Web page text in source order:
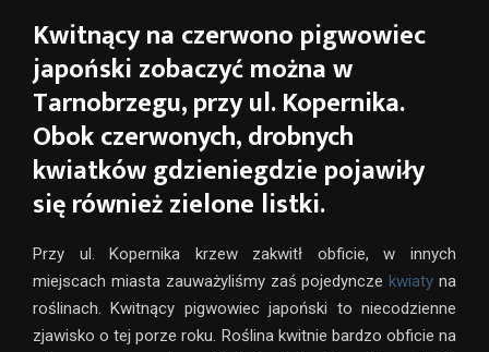
Kwitnący na czerwono pigwowiec
japoński zobaczyć można w
Tarnobrzegu, przy ul. Kopernika.
Obok czerwonych, drobnych
kwiatków gdzieniegdzie pojawiły
się również zielone listki.
Przy ul. Kopernika krzew zakwitł obficie, w innych
miejscach miasta zauważyliśmy zaś pojedyncze kwiaty na
roślinach. Kwitnący pigwowiec japoński to niecodzienne
zjawisko o tej porze roku. Roślina kwitnie bardzo obficie na